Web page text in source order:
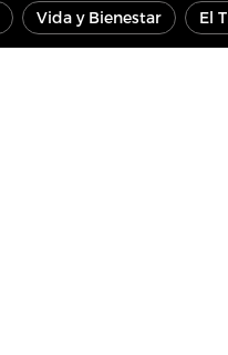
Vida y Bienestar El